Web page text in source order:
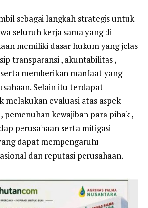
sebagai langkah strategis untuk
seluruh kerja sama yang di
memiliki dasar hukum yang jelas
transparansi , akuntabilitas ,
memberikan manfaat yang
Selain itu terdapat
melakukan evaluasi atas aspek
pemenuhan kewajiban para pihak ,
perusahaan serta mitigasi
dapat mempengaruhi
dan reputasi perusahaan.